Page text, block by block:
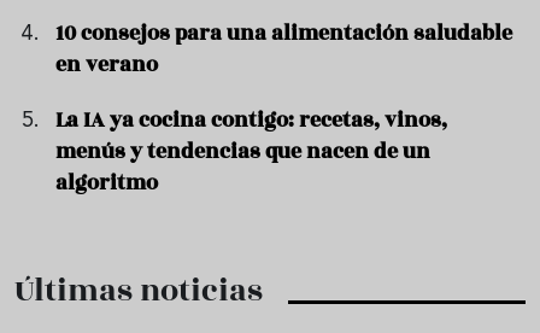
10 consejos para una alimentación saludable
en verano
La IA ya cocina contigo: recetas, vinos,
menús y tendencias que nacen de un
algoritmo
Últimas noticias